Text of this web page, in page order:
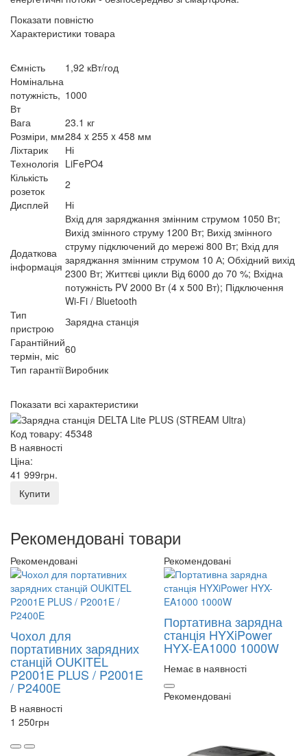
Показати повністю
Характеристики товара
Ємність
1,92 кВт/год
Номінальна
потужність,
Вт
1000
Вага
23.1 кг
Розміри, мм284 x 255 x 458 мм
Ліхтарик
Ні
Технологія LiFePO4
Кількість
розеток
2
Дисплей
Ні
Додаткова
інформація
Вхід для заряджання змінним струмом 1050 Вт;
Вихід змінного струму 1200 Вт; Вихід змінного
струму підключений до мережі 800 Вт; Вхід для
заряджання змінним струмом 10 А; Обхідний вихід
2300 Вт; Життєві цикли Від 6000 до 70 %; Вхідна
потужність PV 2000 Вт (4 x 500 Вт); Підключення
Wi-Fi / Bluetooth
Тип
пристрою
Зарядна станція
Гарантійний
термін, міс 60
Тип гарантіїВиробник
Показати всі характеристики
Код товару: 45348
В наявності
Ціна:
41 999грн.
Купити
Рекомендовані товари
Рекомендовані
Чохол для
портативних зарядних
станцій OUKITEL
P2001E PLUS / P2001E
/ P2400E
В наявності
1 250грн
Рекомендовані
Портативна зарядна
станція HYXiPower
HYX-EA1000 1000W
Немає в наявності
Рекомендовані